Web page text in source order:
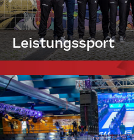
Leistungssport